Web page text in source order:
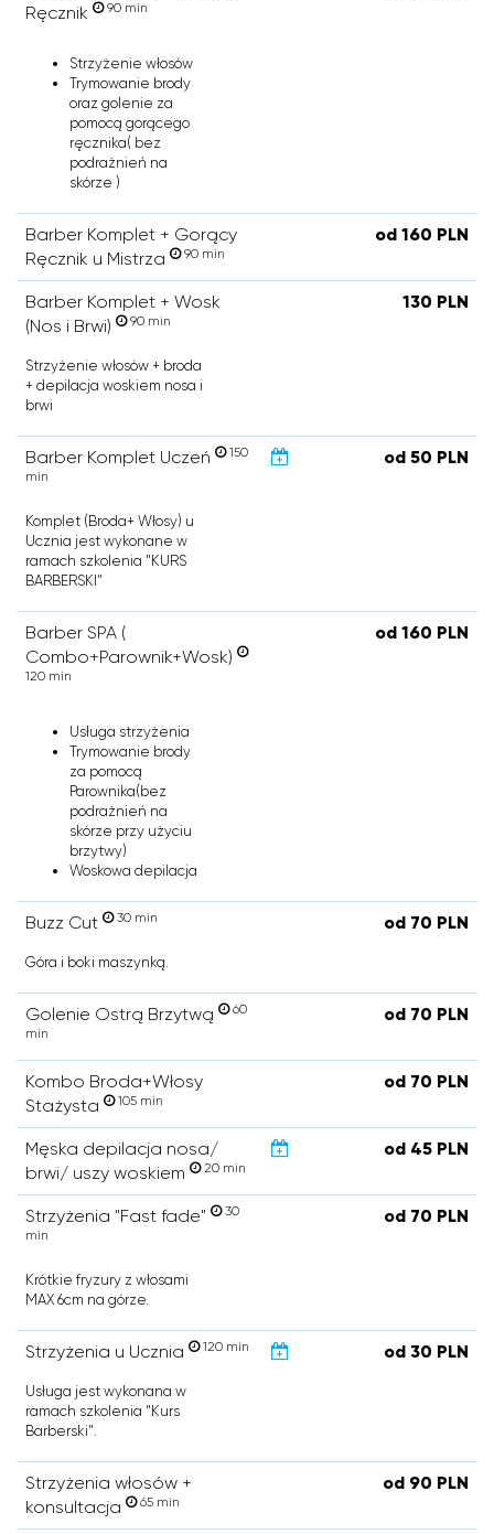
Ręcznik
90 min
Strzyżenie włosów
Trymowanie brody
oraz golenie za
pomocą gorącego
ręcznika( bez
podrażnień na
skórze )
Barber Komplet + Gorący
Ręcznik u Mistrza
90 min
od 160 PLN
Barber Komplet + Wosk
(Nos i Brwi)
90 min
130 PLN
Strzyżenie włosów + broda
+ depilacja woskiem nosa i
brwi
Barber Komplet Uczeń
150
min
od 50 PLN
Komplet (Broda+ Włosy) u
Ucznia jest wykonane w
ramach szkolenia "KURS
BARBERSKI"
Barber SPA (
Combo+Parownik+Wosk)
120 min
od 160 PLN
Usługa strzyżenia
Trymowanie brody
za pomocą
Parownika(bez
podrażnień na
skórze przy użyciu
brzytwy)
Woskowa depilacja
Buzz Cut 30 min od 70 PLN
Góra i boki maszynką.
Golenie Ostrą Brzytwą
60
min
od 70 PLN
Kombo Broda+Włosy
Stażysta
105 min
od 70 PLN
Męska depilacja nosa/
brwi/ uszy woskiem
20 min
od 45 PLN
Strzyżenia "Fast fade"
30
min
od 70 PLN
Krótkie fryzury z włosami
MAX 6cm na górze.
Strzyżenia u Ucznia 120 min od 30 PLN
Usługa jest wykonana w
ramach szkolenia "Kurs
Barberski".
Strzyżenia włosów +
konsultacja
65 min
od 90 PLN